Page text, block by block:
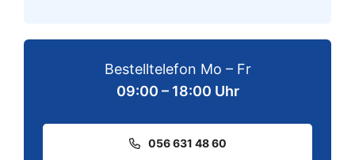
Bestelltelefon Mo – Fr
09:00 – 18:00 Uhr
056 631 48 60